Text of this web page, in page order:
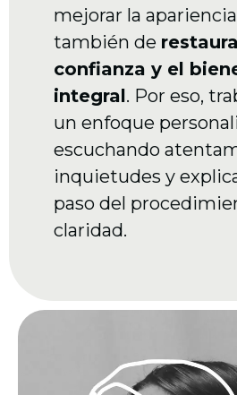
mejorar la
también de
confianza y el
integral. Por eso,
un enfoque
escuchando
inquietudes y
paso del
claridad.